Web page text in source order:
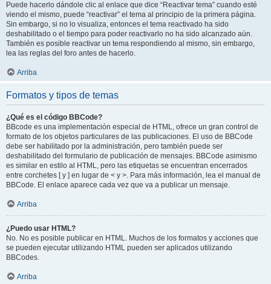
Puede hacerlo dándole clic al enlace que dice “Reactivar tema” cuando esté
viendo el mismo, puede “reactivar” el tema al principio de la primera página.
Sin embargo, si no lo visualiza, entonces el tema reactivado ha sido
deshabilitado o el tiempo para poder reactivarlo no ha sido alcanzado aún.
También es posible reactivar un tema respondiendo al mismo, sin embargo,
lea las reglas del foro antes de hacerlo.
Arriba
Formatos y tipos de temas
¿Qué es el código BBCode?
BBcode es una implementación especial de HTML, ofrece un gran control de
formato de los objetos particulares de las publicaciones. El uso de BBCode
debe ser habilitado por la administración, pero también puede ser
deshabilitado del formulario de publicación de mensajes. BBCode asimismo
es similar en estilo al HTML, pero las etiquetas se encuentran encerrados
entre corchetes [ y ] en lugar de < y >. Para más información, lea el manual de
BBCode. El enlace aparece cada vez que va a publicar un mensaje.
Arriba
¿Puedo usar HTML?
No. No es posible publicar en HTML. Muchos de los formatos y acciones que
se pueden ejecutar utilizando HTML pueden ser aplicados utilizando
BBCodes.
Arriba